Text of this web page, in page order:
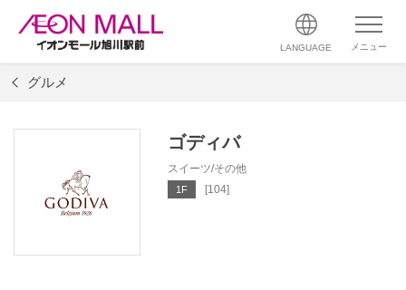
LANGUAGE メニュー
グルメ
ゴディバ
スイーツ/その他
1F [104]